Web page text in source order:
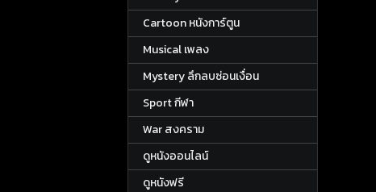
Cartoon หนังการ์ตูน
Musical เพลง
Mystery ลึกลบซ่อนเงื่อน
Sport กีฬา
War สงคราม
ดูหนังออนไลน์
ดูหนังฟรี